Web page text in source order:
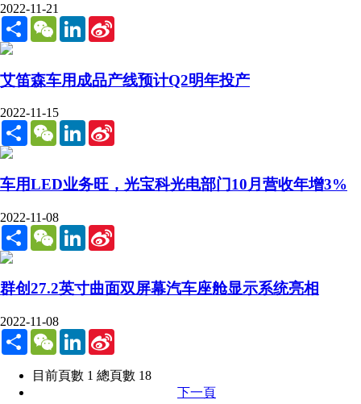
2022-11-21
Share WeChatLinkedIn
艾笛森车用成品产线预计Q2明年投产
2022-11-15
Share WeChatLinkedIn
车用LED业务旺，光宝科光电部门10月营收年增3%
2022-11-08
Share WeChatLinkedIn
群创27.2英寸曲面双屏幕汽车座舱显示系统亮相
2022-11-08
Share WeChatLinkedIn
目前頁數 1 總頁數 18
下一頁